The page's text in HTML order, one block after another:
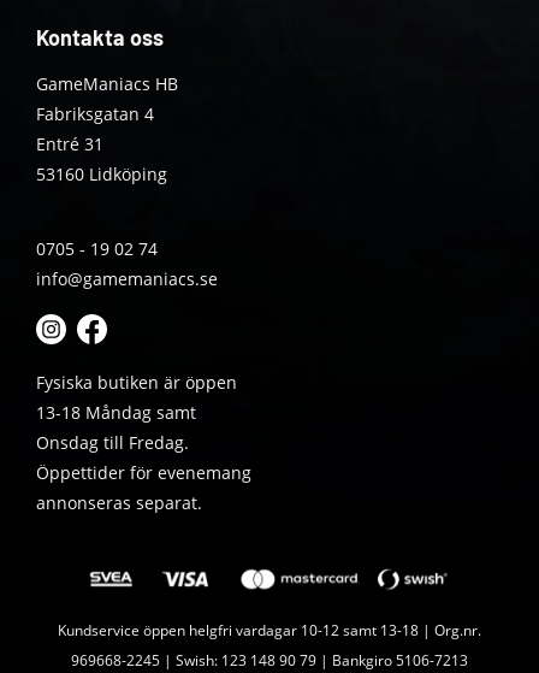
Kontakta oss
GameManiacs HB
Fabriksgatan 4
Entré 31
53160 Lidköping
0705 - 19 02 74
info@gamemaniacs.se
Fysiska butiken är öppen
13-18 Måndag samt
Onsdag till Fredag.
Öppettider för evenemang
annonseras separat.
Kundservice öppen helgfri vardagar 10-12 samt 13-18 | Org.nr.
969668-2245 | Swish: 123 148 90 79 | Bankgiro 5106-7213